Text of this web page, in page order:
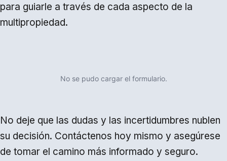
para guiarle a través de cada aspecto de la
multipropiedad.
No se pudo cargar el formulario.
No deje que las dudas y las incertidumbres nublen
su decisión. Contáctenos hoy mismo y asegúrese
de tomar el camino más informado y seguro.